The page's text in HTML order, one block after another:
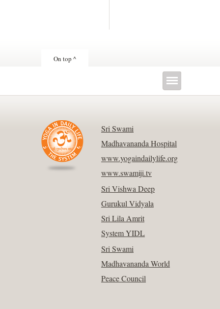
On top ^
Sri Swami
Madhavananda Hospital
www.yogaindailylife.org
www.swamiji.tv
Sri Vishwa Deep
Gurukul Vidyala
Sri Lila Amrit
System YIDL
Sri Swami
Madhavananda World
Peace Council